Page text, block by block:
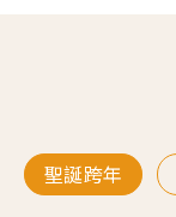
聖誕跨年